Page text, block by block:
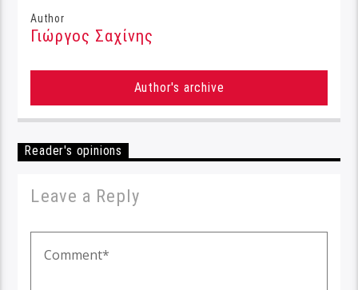
Author
Γιώργος Σαχίνης
Author's archive
Reader's opinions
Leave a Reply